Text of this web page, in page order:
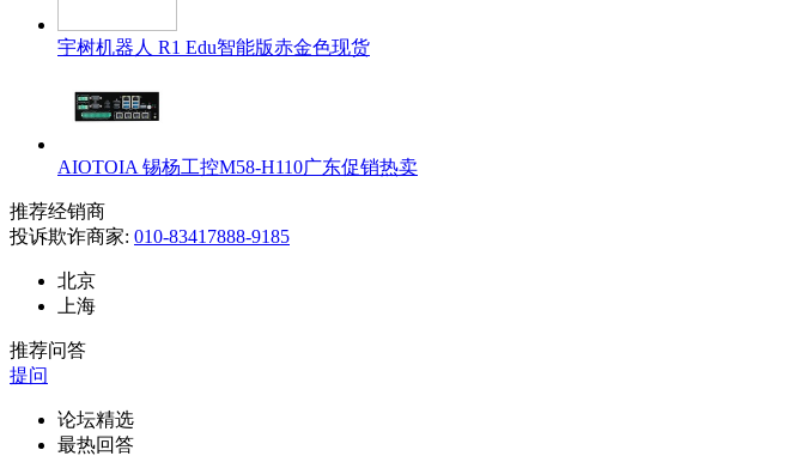
宇树机器人 R1 Edu智能版赤金色现货
AIOTOIA 锡杨工控M58-H110广东促销热卖
推荐经销商
投诉欺诈商家: 010-83417888-9185
北京
上海
推荐问答
提问
论坛精选
最热回答